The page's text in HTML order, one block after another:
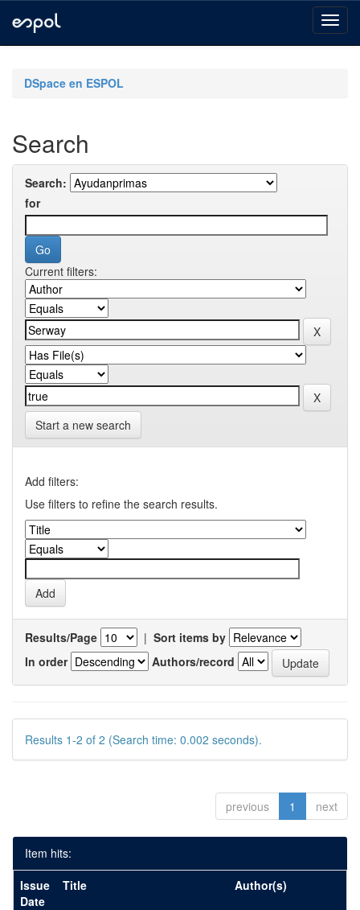
navigationDSpace en ESPOL
Search
Search:
for
Current filters:
Start a new search
Add filters:
Use filters to refine the search results.
Results/Page | Sort items by
In order
Authors/record
Results 1-2 of 2 (Search time: 0.002 seconds).
previous 1 next
Item hits:
Issue
Date
Title Author(s)